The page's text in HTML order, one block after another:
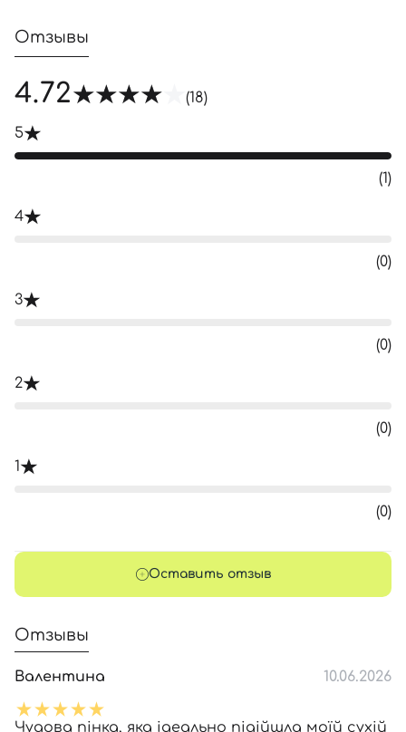
Отзывы
4.72 (18)
5
(1)
4
(0)
3
(0)
2
(0)
1
(0)
Оставить отзыв
Отзывы
Валентина 10.06.2026
Чудова пінка, яка ідеально підійшла моїй сухій